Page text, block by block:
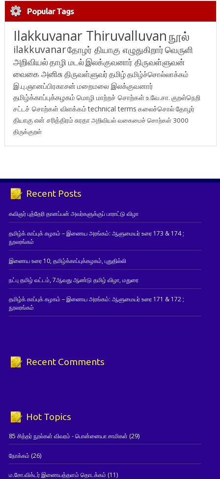
Popular Tags
Ilakkuvanar Thiruvalluvanநூல்
ilakkuvanarதோழர் தியாகு எழுதுகிறார்வெருளி
அறிவியல்தாழி மடல்இலக்குவனார் திருவள்ளுவன்
வைகை அனிசுதிருவள்ளுவர்தமிழ்தமிழ்ச்சொல்லாக்கம்
இ.பு.ஞானப்பிரகாசன் மறைமலை இலக்குவனார்
தமிழ்க்காப்புக்கழகம் மொழி மாற்றச் சொற்கள்உ.வே.சா. குறள்நெறி
சட்டச் சொற்கள் விளக்கம்technical terms கலைச்சொல்தோழர்
தியாகுஎன் சரித்திரம்சுரதாஅறிவியல் வகைமைச் சொற்கள் 3000
திருக்குறள்
Recent Posts
கவிஞர் புத்தேரி தானப்பன் அவர்களுக்குப் பாராட்டு விழா
தமிழ்க் காப்புக் கழகம் – இணைய அரங்கம்: ஆளுமையர் உரை 173 & 174 ;
நூலரங்கம்
இணைய உரை 10, தமிழ்க்காப்புக்கழகம், புதுதில்லி
நட்பு தமிழ் வட்டம், 7ஆவது ஆண்டு தமிழ் விழா, மதுரை
தமிழ்க் காப்புக் கழகம் – இணைய அரங்கம்: ஆளுமையர் உரை 171 & 172 ;
நூலரங்கம்
Recent Comments
Hot Topics
85 சித்தர் நூல்கள் விவரம் - பொன்னையா சாமிகள் (29)
நோக்கம் (26)
ம.சோ.விக்டர் இணையத்தளம் தொடக்கம் (11)